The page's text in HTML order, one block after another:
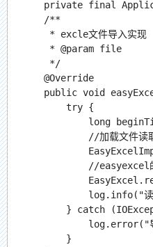
private final
    /**
     * excle文件导入实现
     * @param file
     */
    @Override
public void
        try {
long
//加载文件读
//easyexcel
log.info("
} catch
log.error("
        }